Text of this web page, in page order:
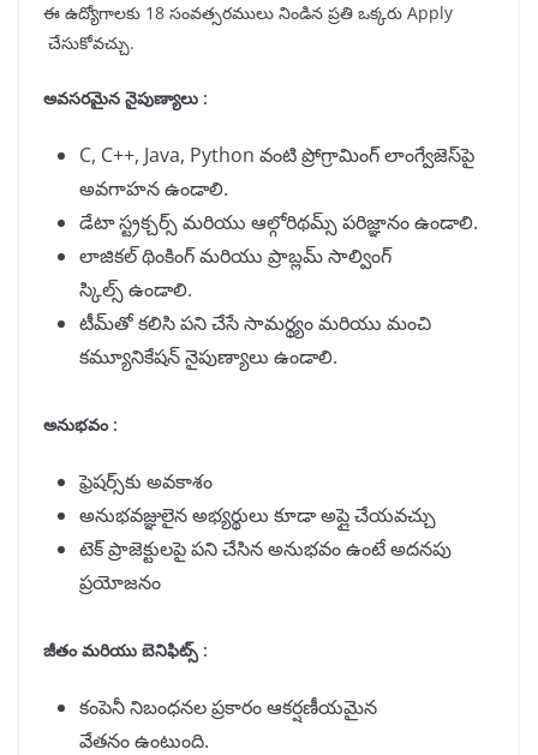
ఈ ఉద్యోగాలకు 18 సంవత్సరములు నిండిన ప్రతి ఒక్కరు Apply
చేసుకోవచ్చు.
అవసరమైన నైపుణ్యాలు :
C, C++, Java, Python వంటి ప్రోగ్రామింగ్ లాంగ్వేజెస్‌పై
అవగాహన ఉండాలి.
డేటా స్ట్రక్చర్స్ మరియు ఆల్గోరిథమ్స్ పరిజ్ఞానం ఉండాలి.
లాజికల్ థింకింగ్ మరియు ప్రాబ్లమ్ సాల్వింగ్
స్కిల్స్ ఉండాలి.
టీమ్‌తో కలిసి పని చేసే సామర్థ్యం మరియు మంచి
కమ్యూనికేషన్ నైపుణ్యాలు ఉండాలి.
అనుభవం :
ఫ్రెషర్స్‌కు అవకాశం
అనుభవజ్ఞులైన అభ్యర్థులు కూడా అప్లై చేయవచ్చు
టెక్ ప్రాజెక్టులపై పని చేసిన అనుభవం ఉంటే అదనపు
ప్రయోజనం
జీతం మరియు బెనిఫిట్స్ :
కంపెనీ నిబంధనల ప్రకారం ఆకర్షణీయమైన
వేతనం ఉంటుంది.